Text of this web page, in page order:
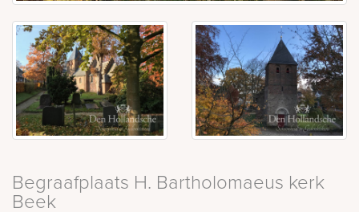
Begraafplaats H. Bartholomaeus kerk
Beek